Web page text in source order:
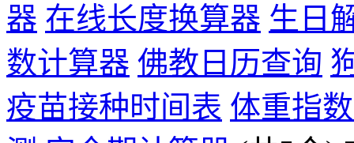
器 在线长度换算器 生日
数计算器 佛教日历查询
疫苗接种时间表 体重指